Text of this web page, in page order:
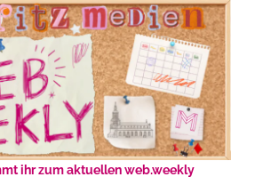
ihr zum aktuellen web.weekly